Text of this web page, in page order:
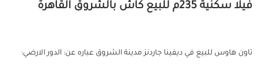
فيلا سكنية 235م للبيع كاش بالشروق القاهرة
تاون هاوس للبيع في ديفينا جاردنز مدينة الشروق عباره عن: الدور الارضي: